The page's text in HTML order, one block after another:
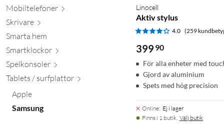
Mobiltelefoner
Skrivare
Smarta hem
Smartklockor
Spelkonsoler
Tablets / surfplattor
Apple
Samsung
Linocell
Aktiv stylus
4.0 (259
399 90
För alla enheter med
Gjord av aluminium
Spets med hög precision
Online: Ej i lager
Finns i 1 butik. Välj butik